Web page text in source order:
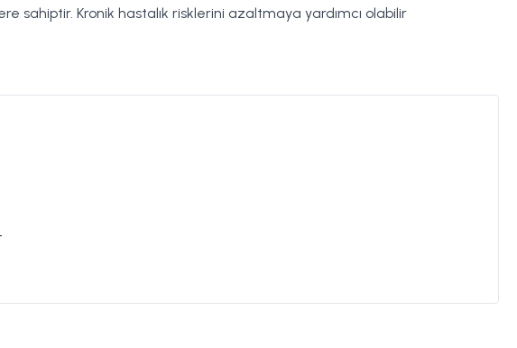
Kronik hastalık risklerini azaltmaya yardımcı olabilir